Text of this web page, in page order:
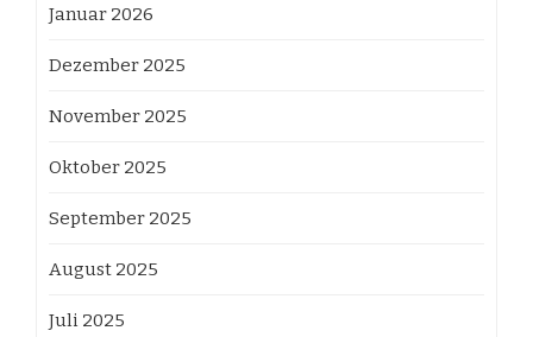
Januar 2026
Dezember 2025
November 2025
Oktober 2025
September 2025
August 2025
Juli 2025